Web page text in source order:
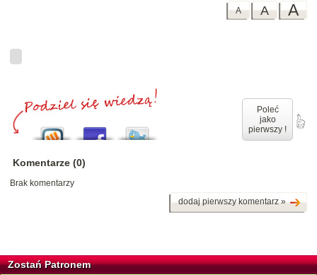
A
A
A
Poleć
jako
pierwszy !
Komentarze (0)
Brak komentarzy
dodaj pierwszy komentarz »
Zostań Patronem